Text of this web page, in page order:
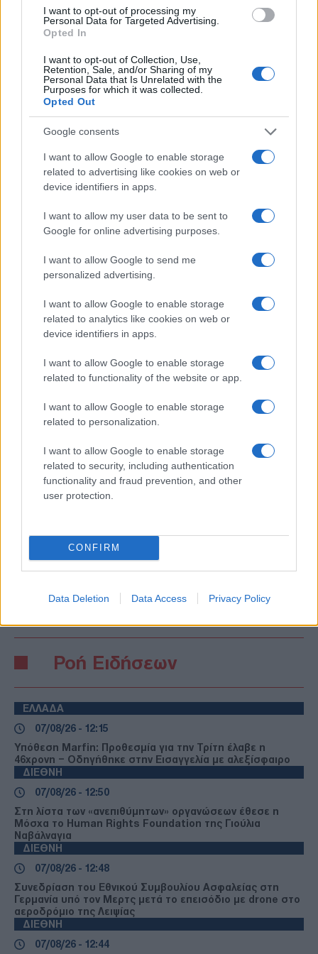
I want to opt-out of processing my
Personal Data for Targeted Advertising.
Opted In
I want to opt-out of Collection, Use,
Retention, Sale, and/or Sharing of my
Personal Data that Is Unrelated with the
Purposes for which it was collected.
Opted Out
Google consents
I want to allow Google to enable storage
related to advertising like cookies on web or
device identifiers in apps.
I want to allow my user data to be sent to
Google for online advertising purposes.
I want to allow Google to send me
personalized advertising.
I want to allow Google to enable storage
related to analytics like cookies on web or
device identifiers in apps.
I want to allow Google to enable storage
related to functionality of the website or app.
I want to allow Google to enable storage
related to personalization.
I want to allow Google to enable storage
related to security, including authentication
functionality and fraud prevention, and other
user protection.
CONFIRM
Data Deletion Data Access Privacy Policy
Η Αντωνία Καλλιμούκου, τώρα, φωτογραφίζεται
όρθια, ακουμπισμένη σε έναν ξύλινο στύλο,
εκθαμβωτική! Τέλος, η Ολγα Πηλιάκη κάθεται σε
αναμμένα -όχι κάρβουνα- βράχια από τον ήλιο και
Espresso
TAGS
ΟΛΓΑ ΠΗΛΙΑΚΗ
ΒΙΚΥ ΚΑΒΟΥΡΑ
Ροή Ειδήσεων
ΕΛΛΑΔΑ
07/08/26 - 12:15
Υπόθεση Marfin: Προθεσμία για την Τρίτη έλαβε η
46χρονη – Οδηγήθηκε στην Εισαγγελία με αλεξίσφαιρο
ΔΙΕΘΝΗ
07/08/26 - 12:50
Στη λίστα των «ανεπιθύμητων» οργανώσεων έθεσε η
Μόσχα το Human Rights Foundation της Γιούλια
Ναβάλναγια
ΔΙΕΘΝΗ
07/08/26 - 12:48
Συνεδρίαση του Εθνικού Συμβουλίου Ασφαλείας στη
Γερμανία υπό τον Μερτς μετά το επεισόδιο με drone στο
αεροδρόμιο της Λειψίας
ΔΙΕΘΝΗ
07/08/26 - 12:44